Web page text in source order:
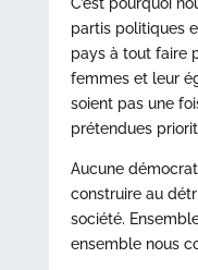
partis politiques
pays à tout faire
femmes et leur
soient pas une
prétendues
Aucune
construire au
société.
ensemble nous